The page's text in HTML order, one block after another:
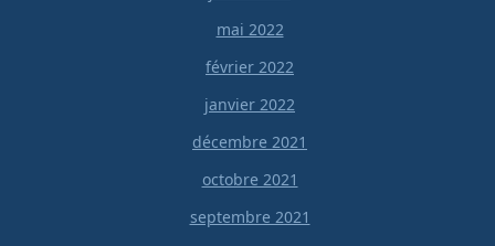
mai 2022
février 2022
janvier 2022
décembre 2021
octobre 2021
septembre 2021